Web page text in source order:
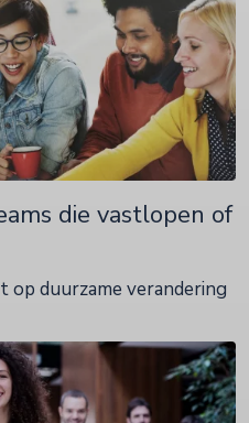
die vastlopen of
op duurzame verandering